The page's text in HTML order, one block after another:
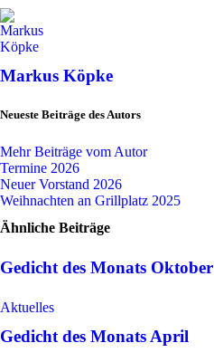
Markus Köpke
Neueste Beiträge des Autors
Mehr Beiträge vom Autor
Termine 2026
Neuer Vorstand 2026
Weihnachten an Grillplatz 2025
Ähnliche Beiträge
Gedicht des Monats Oktober
Aktuelles
Gedicht des Monats April